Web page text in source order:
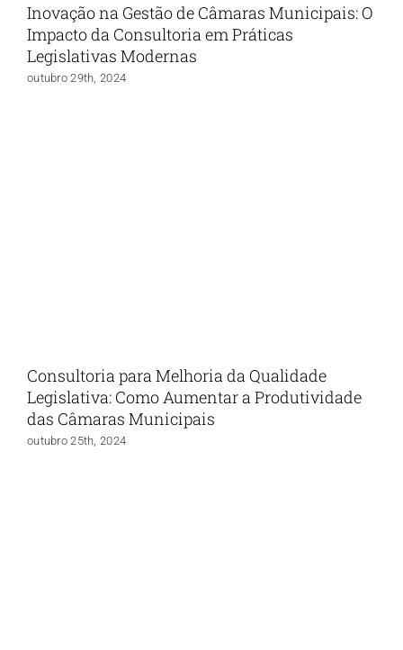
Inovação na Gestão de Câmaras Municipais: O
Impacto da Consultoria em Práticas
Legislativas Modernas
outubro 29th, 2024
Consultoria para Melhoria da Qualidade
Legislativa: Como Aumentar a Produtividade
das Câmaras Municipais
outubro 25th, 2024